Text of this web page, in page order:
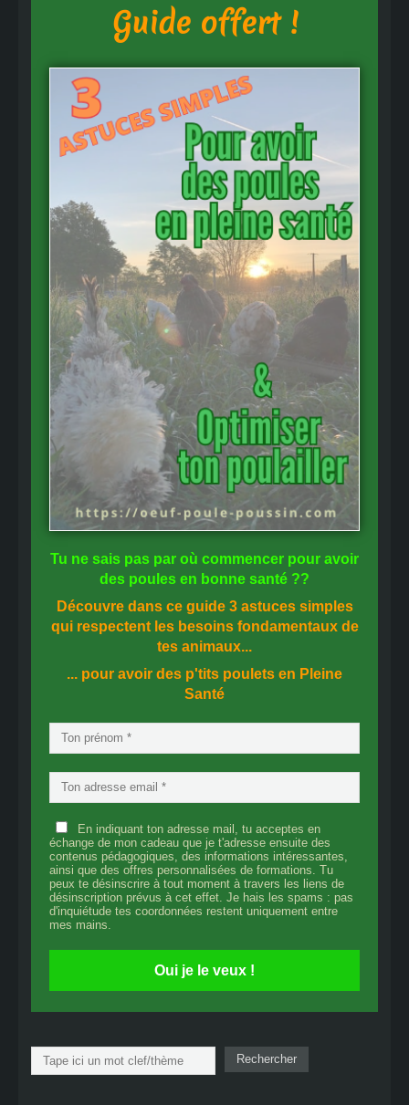
Guide offert !
Tu ne sais pas par où commencer pour avoir
des poules en bonne santé ??
Découvre dans ce guide 3 astuces simples
qui respectent les besoins fondamentaux de
tes animaux...
... pour avoir des p'tits poulets en Pleine
Santé
En indiquant ton adresse mail, tu acceptes en
échange de mon cadeau que je t'adresse ensuite des
contenus pédagogiques, des informations intéressantes,
ainsi que des offres personnalisées de formations. Tu
peux te désinscrire à tout moment à travers les liens de
désinscription prévus à cet effet. Je hais les spams : pas
d'inquiétude tes coordonnées restent uniquement entre
mes mains.
Oui je le veux !
Rechercher Rechercher